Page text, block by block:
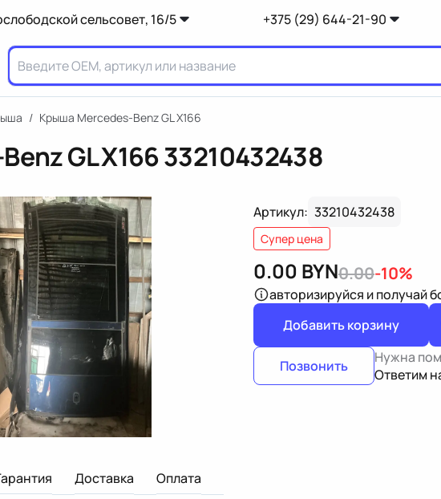
сельсовет, 16/5 +375 (29) 644-21-90
/ Крыша Mercedes-Benz GL X166
GL X16633210432438
Артикул: 33210432438
Супер цена
0.00 BYN0.00-10%
авторизируйся и получай
Добавить корзину
Позвонить
Нужна
Ответим
Доставка Оплата